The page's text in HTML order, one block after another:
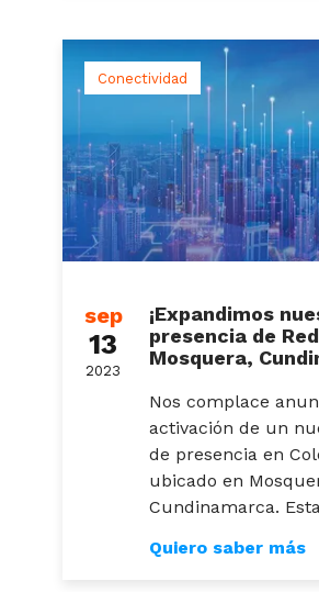
sep
13
2023
Conectividad
¡Expandimos
presencia de
Mosquera,
Nos complace
activación de un
de presencia en
ubicado en
Cundinamarca.
Quiero saber más